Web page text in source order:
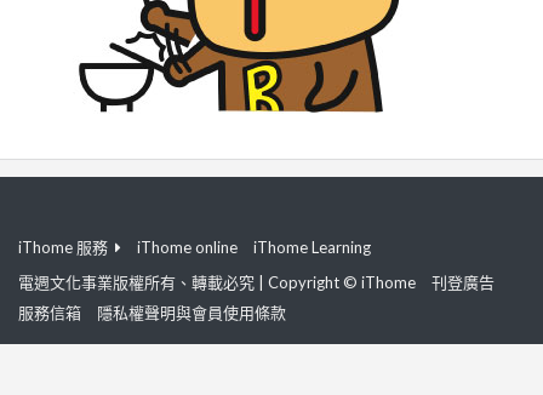
iThome 服務 iThome online
iThome Learning
電週文化事業版權所有、轉載必究 | Copyright © iThome
刊登廣告
服務信箱
隱私權聲明與會員使用條款